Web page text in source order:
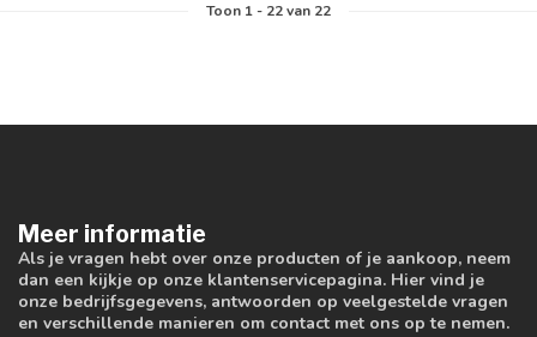
Toon 1- 22van 22
Meer informatie
Als je vragen hebt over onze producten of je aankoop, neem
dan een kijkje op onze klantenservicepagina. Hier vind je
onze bedrijfsgegevens, antwoorden op veelgestelde vragen
en verschillende manieren om contact met ons op te nemen.